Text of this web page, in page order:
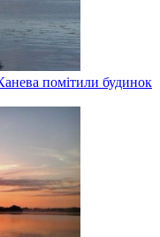
помітили будинок